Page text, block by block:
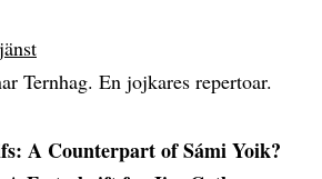
Ternhag. En jojkares repertoar.
A Counterpart of Sámi Yoik?